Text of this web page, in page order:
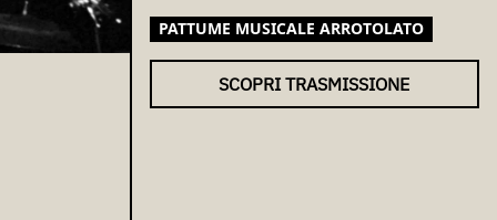
PATTUME MUSICALE ARROTOLATO
SCOPRI TRASMISSIONE